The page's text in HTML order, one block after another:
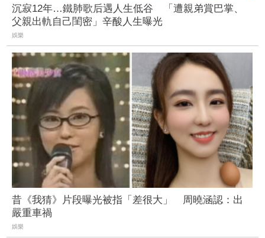
沉寂12年…鐵肺歌后遇人生低谷 「遭親弟賞巴掌、
父親出軌自己閨密」辛酸人生曝光
娛樂
昔《我猜》片段曝光被指「差很大」 周曉涵認：出
嚴重車禍
娛樂